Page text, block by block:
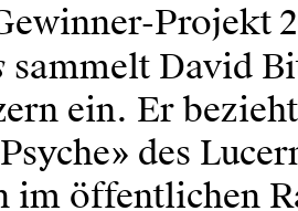
Projekt
sammelt David
ein. Er
des
im öffentlichen